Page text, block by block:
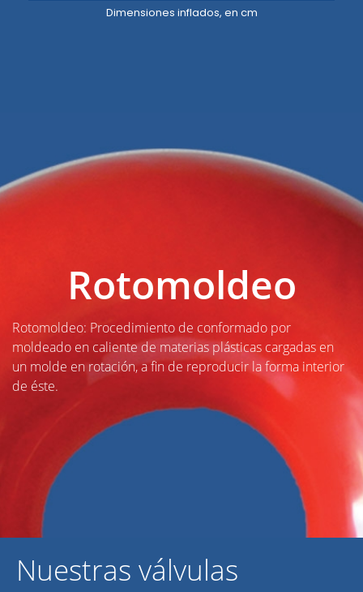
Dimensiones inflados, en cm
Rotomoldeo
Rotomoldeo: Procedimiento de conformado por
moldeado en caliente de materias plásticas cargadas en
un molde en rotación, a fin de reproducir la forma interior
de éste.
Nuestras válvulas